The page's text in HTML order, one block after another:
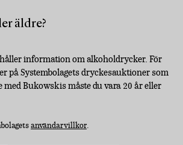
äldre?
information om alkoholdrycker. För
på Systembolagets dryckesauktioner som
Bukowskis måste du vara 20 år eller
användarvillkor.